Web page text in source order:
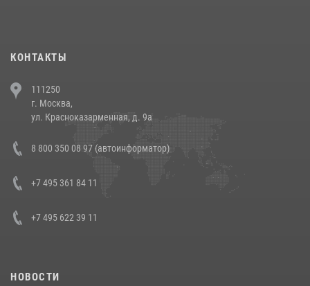
напавших на бригаду скорой помощи (видео)
14 июля 2026, 12:20
В Росгвардии прошла военно-научная конференция по обобщению
боевого опыта
КОНТАКТЫ
111250
г. Москва,
ул. Красноказарменная, д. 9а
8 800 350 08 97 (автоинформатор)
+7 495 361 84 11
+7 495 622 39 11
НОВОСТИ